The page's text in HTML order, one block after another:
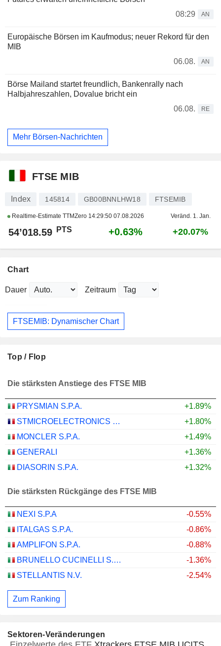
08:29
AN
Europäische Börsen im Kaufmodus; neuer Rekord für den
MIB
06.08.
AN
Börse Mailand startet freundlich, Bankenrally nach
Halbjahreszahlen, Dovalue bricht ein
06.08.
RE
Mehr Börsen-Nachrichten
FTSE MIB
Index 145814 GB00BNNLHW18 FTSEMIB
Realtime-Estimate TTMZero 14:29:50 07.08.2026 Veränd. 1. Jan.
54’018.59 PTS +0.63% +20.07%
Chart
Dauer Zeitraum
FTSEMIB: Dynamischer Chart
Top / Flop
Die stärksten Anstiege des FTSE MIB
PRYSMIAN S.P.A.
+1.89%
STMICROELECTRONICS N.V.
+1.80%
MONCLER S.P.A.
+1.49%
GENERALI
+1.36%
DIASORIN S.P.A.
+1.32%
Die stärksten Rückgänge des FTSE MIB
NEXI S.P.A
-0.55%
ITALGAS S.P.A.
-0.86%
AMPLIFON S.P.A.
-0.88%
BRUNELLO CUCINELLI S.P.A.
-1.36%
STELLANTIS N.V.
-2.54%
Zum Ranking
Sektoren-Veränderungen